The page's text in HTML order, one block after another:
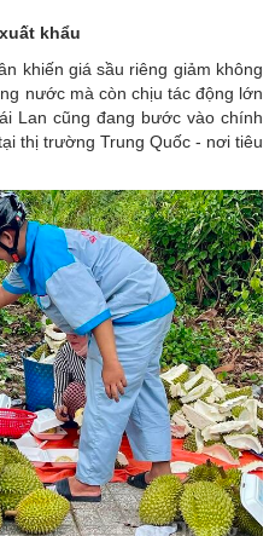
khẩu
khiến giá sầu riêng giảm không
nước mà còn chịu tác động lớn
Lan cũng đang bước vào chính
thị trường Trung Quốc - nơi tiêu